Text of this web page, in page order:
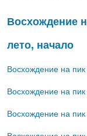
Восхождение
лето, начало
Восхождение на
Восхождение на
Восхождение на пик